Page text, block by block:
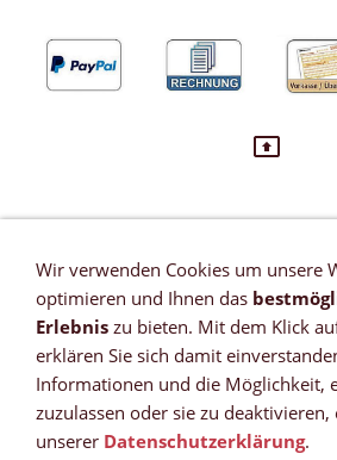
VERTRAG
Newsletter
Wir verwenden Cookies um unsere
optimieren und Ihnen das
Erlebnis zu bieten. Mit dem Klick
erklären Sie sich damit
Informationen und die Möglichkeit,
zuzulassen oder sie zu deaktivieren,
unserer Datenschutzerklärung.